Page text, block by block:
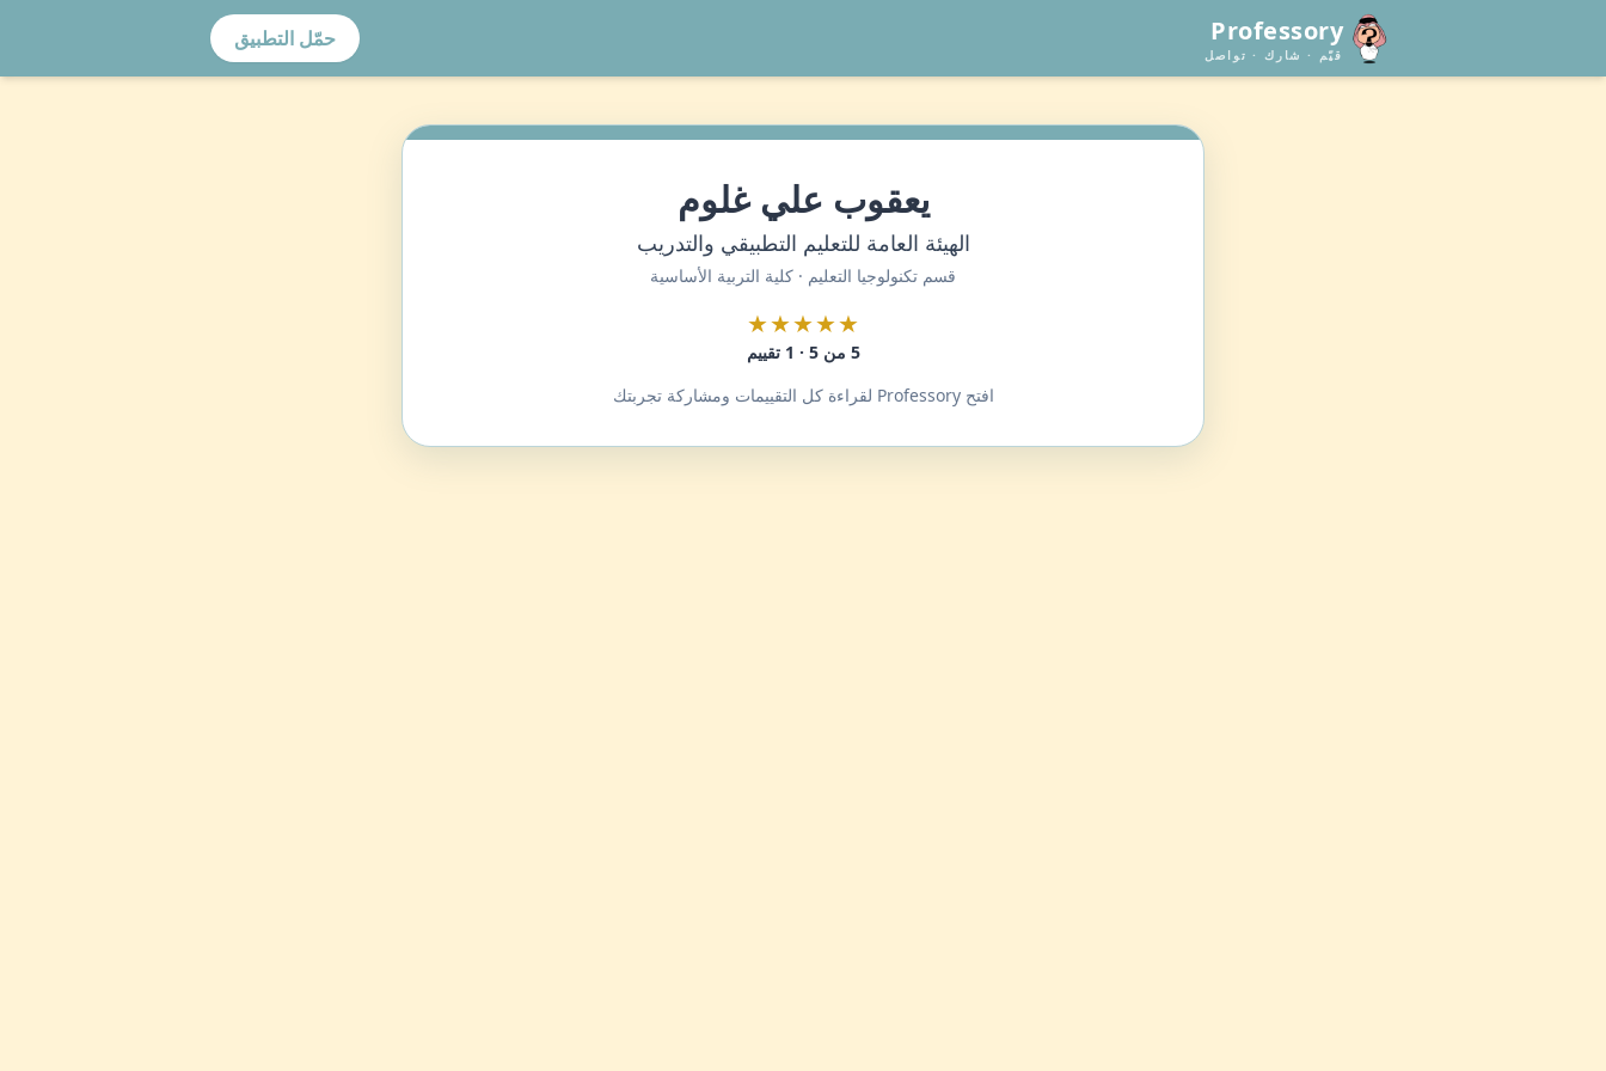
Professory
قيّم · شارك · تواصل
حمّل التطبيق
يعقوب علي غلوم
الهيئة العامة للتعليم التطبيقي والتدريب
قسم تكنولوجيا التعليم · كلية التربية الأساسية
★★★★★
5 من 5 · 1 تقييم
افتح Professory لقراءة كل التقييمات ومشاركة تجربتك